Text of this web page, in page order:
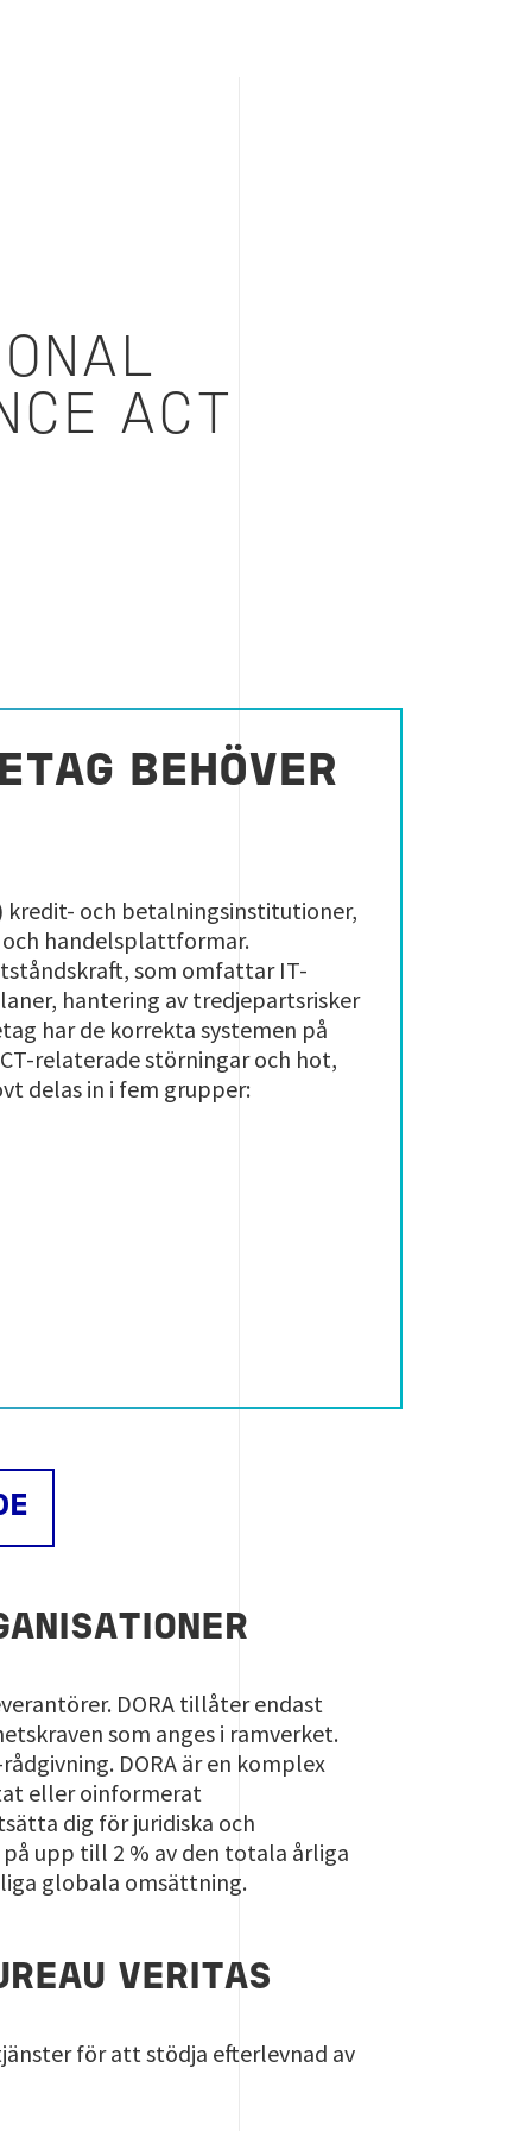
ACT
BEHÖVER
kredit- och betalningsinstitutioner,
handelsplattformar.
som omfattar IT-
hantering av tredjepartsrisker
har de korrekta systemen på
relaterade störningar och hot,
delas in i fem grupper:
DORA tillåter endast
som anges i ramverket.
DORA är en komplex
eller oinformerat
dig för juridiska och
upp till 2 % av den totala årliga
globala omsättning.
VERITAS
för att stödja efterlevnad av